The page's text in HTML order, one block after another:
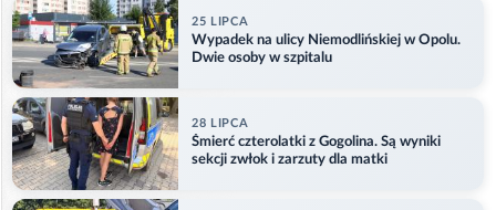
25 LIPCA
Wypadek na ulicy Niemodlińskiej w Opolu.
Dwie osoby w szpitalu
28 LIPCA
Śmierć czterolatki z Gogolina. Są wyniki
sekcji zwłok i zarzuty dla matki